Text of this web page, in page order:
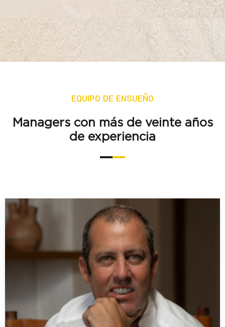
EQUIPO DE ENSUEÑO
Managers con más de veinte años
de experiencia